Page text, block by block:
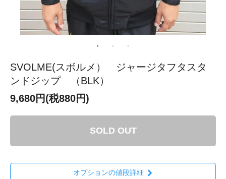
SVOLME(スボルメ） ジャージタフタスタ
ンドジップ （BLK）
9,680円(税880円)
SOLD OUT
オプションの値段詳細